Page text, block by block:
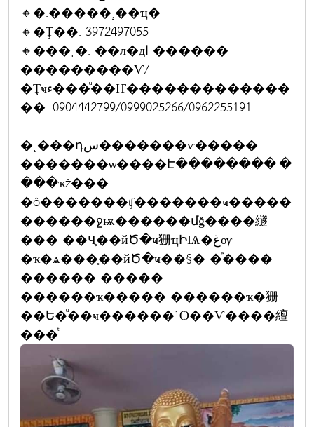
🔸�.�����¸��ҵ�
🔸�Ţ��. 3972497055
🔸���ͺ�. ��л�дا ������
���������Ѵ/
�Ţҹء���ͧ��Ҥ�������������
��. 0904442799/0999025266/0962255191
�ͺ���դس�������ѵ�����
�������ѡ����Է��������·�
���ҡž���
�ô�������ʧ�������ҹ�����
������ջѭ������մǧ����繸
��� ��Ҷ֧��йԾ�ҹ㹪ҵԻѨ�غѹ
�ҡ�ѧ���֧��йԾ�ҹ��§� �ͤ����
������ �����
������ҡ����� ������ҡ�㹪
��Ե�ͧ��ҹ������¹Ѻ��Ѵ����繵
���ͭ